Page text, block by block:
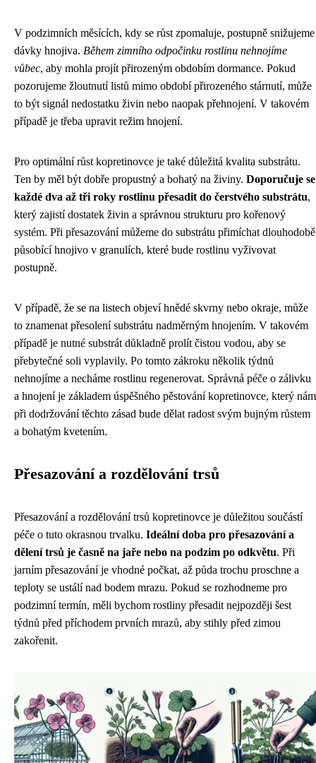
V podzimních měsících, kdy se růst zpomaluje, postupně snižujeme
dávky hnojiva. Během zimního odpočinku rostlinu nehnojíme
vůbec, aby mohla projít přirozeným obdobím dormance. Pokud
pozorujeme žloutnutí listů mimo období přirozeného stárnutí, může
to být signál nedostatku živin nebo naopak přehnojení. V takovém
případě je třeba upravit režim hnojení.
Pro optimální růst kopretinovce je také důležitá kvalita substrátu.
Ten by měl být dobře propustný a bohatý na živiny. Doporučuje se
každé dva až tři roky rostlinu přesadit do čerstvého substrátu,
který zajistí dostatek živin a správnou strukturu pro kořenový
systém. Při přesazování můžeme do substrátu přimíchat dlouhodobě
působící hnojivo v granulích, které bude rostlinu vyživovat
postupně.
V případě, že se na listech objeví hnědé skvrny nebo okraje, může
to znamenat přesolení substrátu nadměrným hnojením. V takovém
případě je nutné substrát důkladně prolít čistou vodou, aby se
přebytečné soli vyplavily. Po tomto zákroku několik týdnů
nehnojíme a necháme rostlinu regenerovat. Správná péče o zálivku
a hnojení je základem úspěšného pěstování kopretinovce, který nám
při dodržování těchto zásad bude dělat radost svým bujným růstem
a bohatým kvetením.
Přesazování a rozdělování trsů
Přesazování a rozdělování trsů kopretinovce je důležitou součástí
péče o tuto okrasnou trvalku. Ideální doba pro přesazování a
dělení trsů je časně na jaře nebo na podzim po odkvětu. Při
jarním přesazování je vhodné počkat, až půda trochu proschne a
teploty se ustálí nad bodem mrazu. Pokud se rozhodneme pro
podzimní termín, měli bychom rostliny přesadit nejpozději šest
týdnů před příchodem prvních mrazů, aby stihly před zimou
zakořenit.